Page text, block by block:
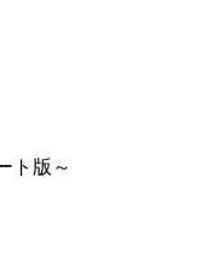
ト版～